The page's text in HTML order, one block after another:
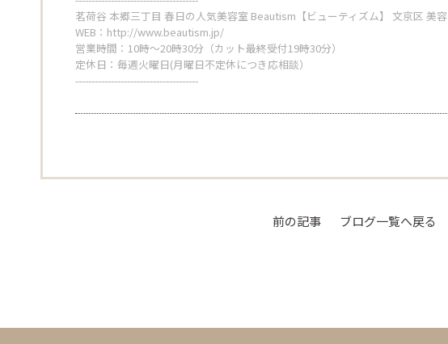
茗荷谷 本郷三丁目 春日の人気美容室 Beautism【ビューティズム】 文京区 美
WEB： http://www.beautism.jp/
営業時間：10時～20時30分（カット最終受付19時30分）
定休日：毎週火曜日(月曜日不定休につき応相談）
--------------------------------------
前の記事 ブログ一覧へ戻る